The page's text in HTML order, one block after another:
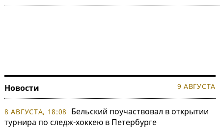
Новости 9 АВГУСТА
8 АВГУСТА, 18:08
Бельский поучаствовал в открытии
турнира по следж-хоккею в Петербурге